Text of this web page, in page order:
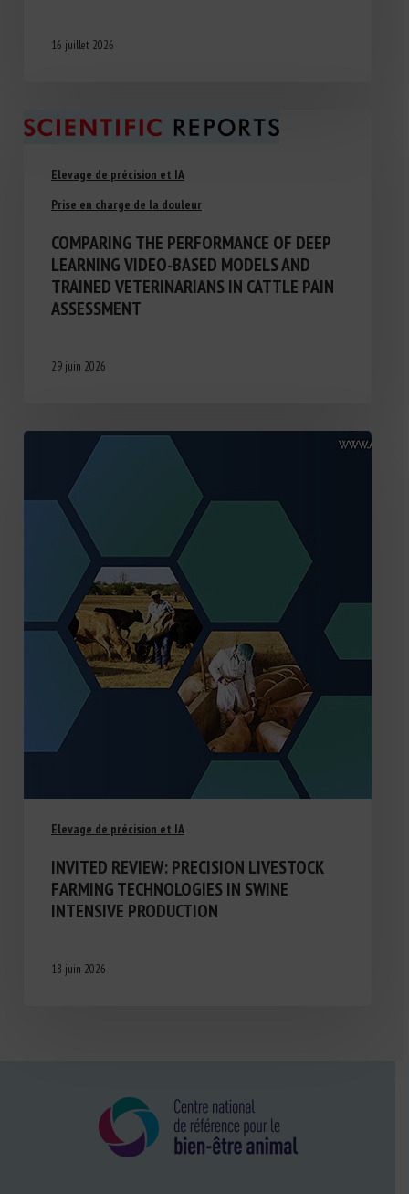
16 juillet 2026
Elevage de précision et IA
Prise en charge de la douleur
COMPARING THE PERFORMANCE OF DEEP
LEARNING VIDEO-BASED MODELS AND
TRAINED VETERINARIANS IN CATTLE PAIN
ASSESSMENT
29 juin 2026
Elevage de précision et IA
INVITED REVIEW: PRECISION LIVESTOCK
FARMING TECHNOLOGIES IN SWINE
INTENSIVE PRODUCTION
18 juin 2026